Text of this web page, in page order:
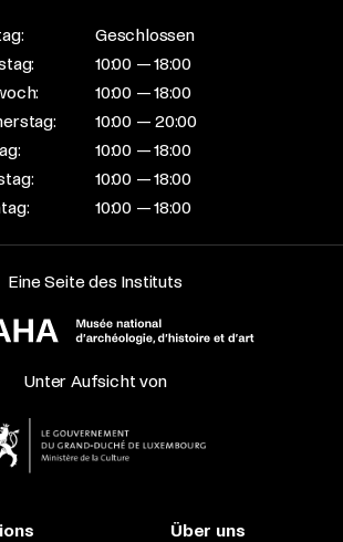
Geschlossen
10:00 — 18:00
10:00 — 18:00
10:00 — 20:00
10:00 — 18:00
10:00 — 18:00
10:00 — 18:00
Eine Seite des Instituts
Unter Aufsicht von
Über uns